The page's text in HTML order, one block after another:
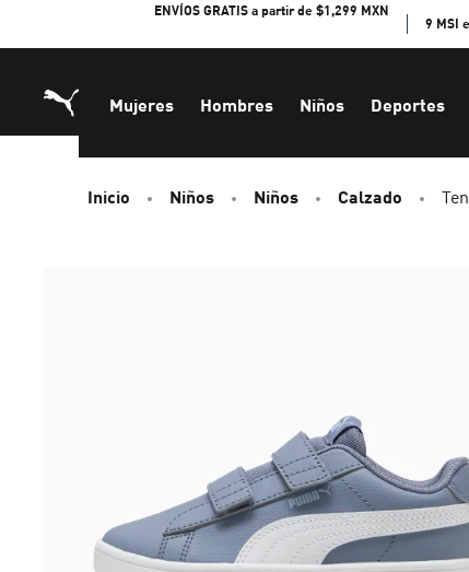
ENVÍOS GRATIS a partir de $1,299 MXN
9 MSI
Mujeres Hombres Niños Deportes
Inicio Niños Niños Calzado